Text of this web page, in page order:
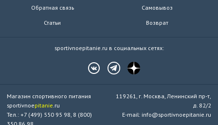
Обратная связь
Статьи
Самовывоз
Возврат
sportivnoepitanie.ru в социальных сетях:
Магазин спортивного питания
sportivnoepitanie .ru
Тел.: +7 (499) 550 95 98, 8 (800)
119261, г. Москва, Ленинский пр-т,
д. 82/2
E-mail: info@sportivnoepitanie.ru